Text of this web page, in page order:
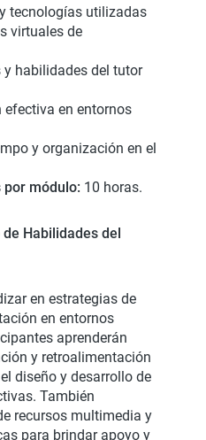
tecnologías utilizadas
virtuales de
y habilidades del tutor
efectiva en entornos
y organización en el
por módulo: 10 horas.
de Habilidades del
en estrategias de
en entornos
aprenderán
y retroalimentación
diseño y desarrollo de
También
recursos multimedia y
para brindar apoyo y